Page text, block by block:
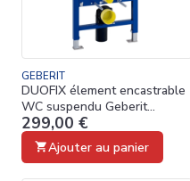
GEBERIT
DUOFIX élement encastrable
WC suspendu Geberit
111305005
299,00 €
Ajouter au panier